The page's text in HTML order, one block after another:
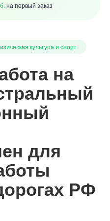
на первый заказ
культура и спорт
на
для
РФ